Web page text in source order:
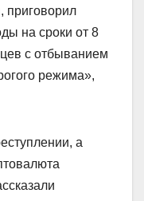
приговорил
на сроки от 8
с отбыванием
режима»,
а